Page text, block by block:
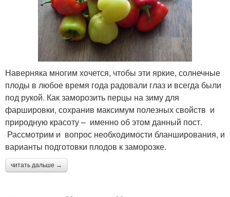
Наверняка многим хочется, чтобы эти яркие, солнечные
плоды в любое время года радовали глаз и всегда были
под рукой. Как заморозить перцы на зиму для
фаршировки, сохранив максимум полезных свойств и
природную красоту – именно об этом данный пост.
Рассмотрим и вопрос необходимости бланширования, и
варианты подготовки плодов к заморозке.
читать дальше →